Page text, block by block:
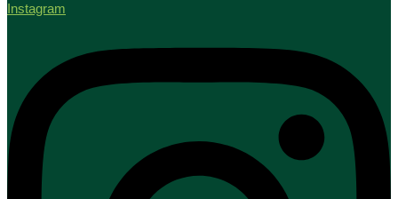
Instagram